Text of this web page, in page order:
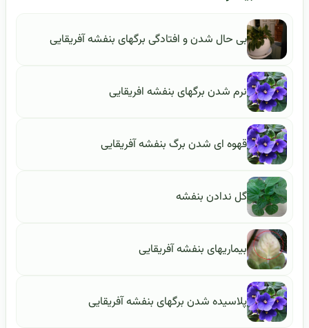
بی حال شدن و افتادگی برگهای بنفشه آفریقایی
نرم شدن برگهای بنفشه افریقایی
قهوه ای شدن برگ بنفشه آفریقایی
گل ندادن بنفشه
بیماریهای بنفشه آفریقایی
پلاسیده شدن برگهای بنفشه آفریقایی